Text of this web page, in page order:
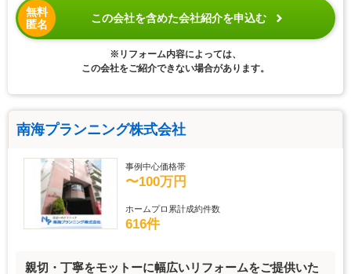
無料
匿名
この会社を含めた会社紹介を申込む
※リフォーム内容によっては、
この会社をご紹介できない場合があります。
南海プランニング株式会社
事例中心価格帯
〜100万円
ホームプロ累計成約件数
616件
親切・丁寧をモットーに幅広いリフォームをご提供いた